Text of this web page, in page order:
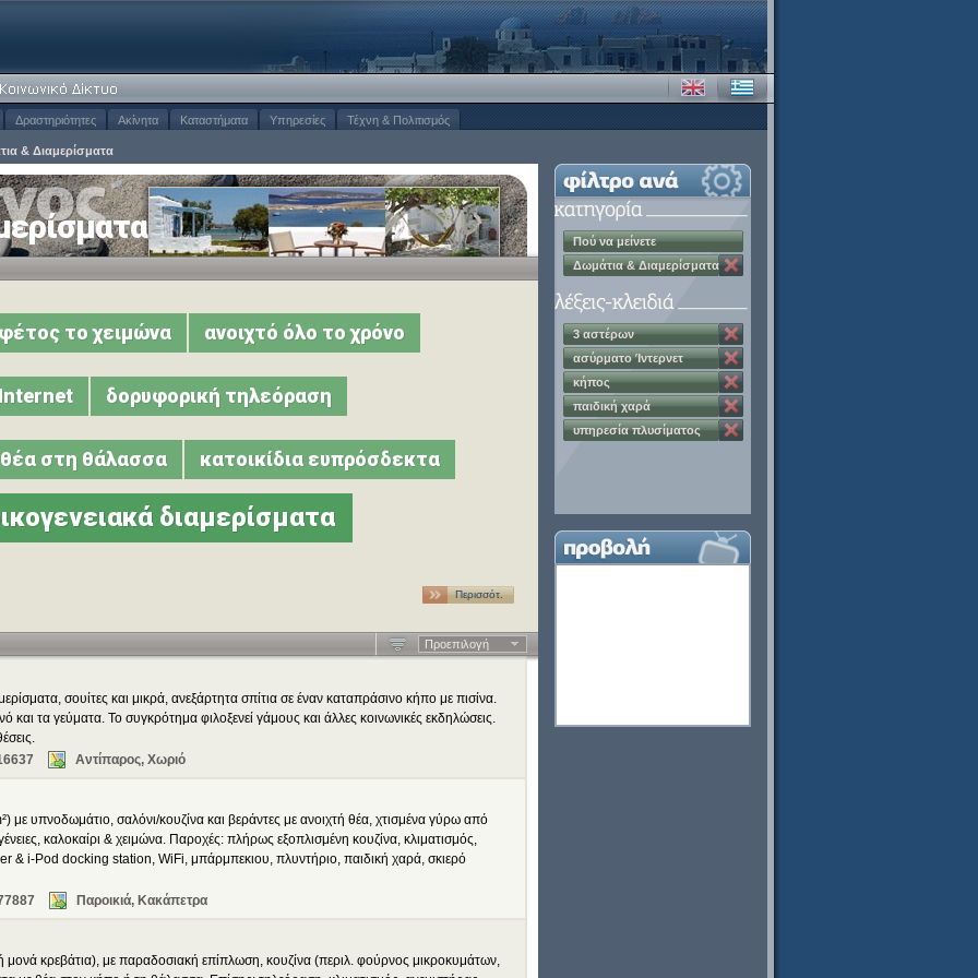
Δραστηριότητες Ακίνητα Καταστήματα Υπηρεσίες Τέχνη & Πολιτισμός
& Διαμερίσματα
το χειμώνα ανοιχτό όλο το χρόνο
δορυφορική τηλεόραση
θέα στη θάλασσα κατοικίδια ευπρόσδεκτα
διαμερίσματα
Περισσότ.
Προεπιλογή
σουίτες και μικρά, ανεξάρτητα σπίτια σε έναν καταπράσινο κήπο με πισίνα.
και τα γεύματα. Το συγκρότημα φιλοξενεί γάμους και άλλες κοινωνικές εκδηλώσεις.
Αντίπαρος, Χωριό
με υπνοδωμάτιο, σαλόνι/κουζίνα και βεράντες με ανοιχτή θέα, χτισμένα γύρω από
καλοκαίρι & χειμώνα. Παροχές: πλήρως εξοπλισμένη κουζίνα, κλιματισμός,
& i-Pod docking station, WiFi, μπάρμπεκιου, πλυντήριο, παιδική χαρά, σκιερό
Παροικιά, Κακάπετρα
μονά κρεβάτια), με παραδοσιακή επίπλωση, κουζίνα (περιλ. φούρνος μικροκυμάτων,
Πού να μείνετε
Δωμάτια & Διαμερίσματα
3 αστέρων
ασύρματο Ίντερνετ
κήπος
παιδική χαρά
υπηρεσία πλυσίματος